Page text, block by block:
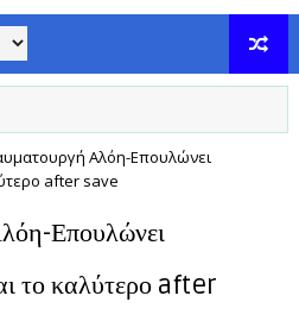
Αλόη-Επουλώνει
after save
Επουλώνει
το καλύτερο after